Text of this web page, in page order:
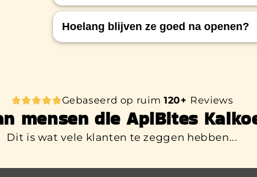
Bewaar ze op een koele, droge plek,
nodig.
Hoelang blijven ze goed na openen?
Gebaseerd op ruim 120+ Reviews
mensen die ApiBites
Dit is wat vele klanten te zeggen hebben...